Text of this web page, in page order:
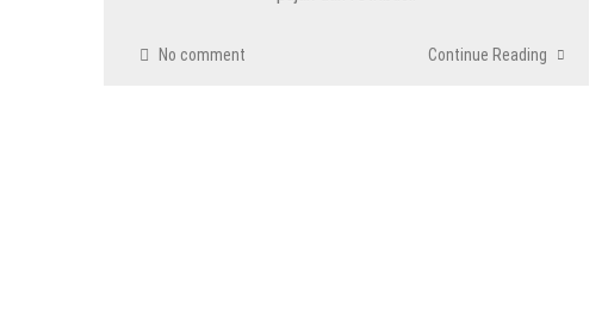
No comment Continue Reading